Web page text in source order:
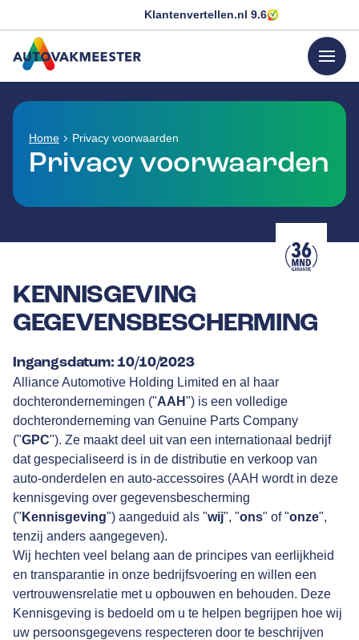
Klantenvertellen.nl 9.6
GA NAAR DE HOMEPAGINA
menu
Home Privacy voorwaarden
Privacy voorwaarden
KENNISGEVING
GEGEVENSBESCHERMING
Ingangsdatum: 10/10/2023
Alliance Automotive Holding Limited en al haar
dochterondernemingen ("AAH") is een volledige
dochteronderneming van Genuine Parts Company
("GPC"). Ze maakt deel uit van een internationaal bedrijf
dat gespecialiseerd is in de distributie en verkoop van
auto-onderdelen en auto-accessoires (AAH wordt in deze
kennisgeving over gegevensbescherming
(" Kennisgeving") aangeduid als "wij", "ons" of "onze",
tenzij anders aangegeven).
Wij hechten veel belang aan de principes van eerlijkheid
en transparantie in onze bedrijfsvoering en willen een
vertrouwensrelatie met u opbouwen en behouden. Deze
Kennisgeving is bedoeld om u te helpen begrijpen hoe wij
uw persoonsgegevens respecteren door te beschrijven